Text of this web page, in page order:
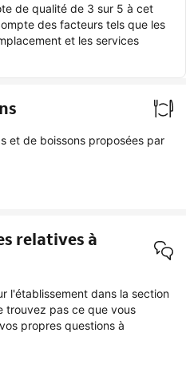
de qualité de 3 sur 5 à cet
des facteurs tels que les
et les services
et de boissons proposées par
relatives à
l'établissement dans la section
trouvez pas ce que vous
propres questions à